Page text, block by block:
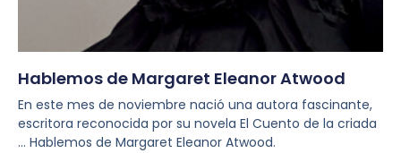
Hablemos de Margaret Eleanor Atwood
En este mes de noviembre nació una autora fascinante,
escritora reconocida por su novela El Cuento de la criada
… Hablemos de Margaret Eleanor Atwood.